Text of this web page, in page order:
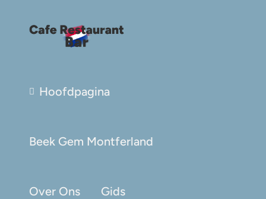
Hoofdpagina
Beek Gem Montferland
Over Ons Gids